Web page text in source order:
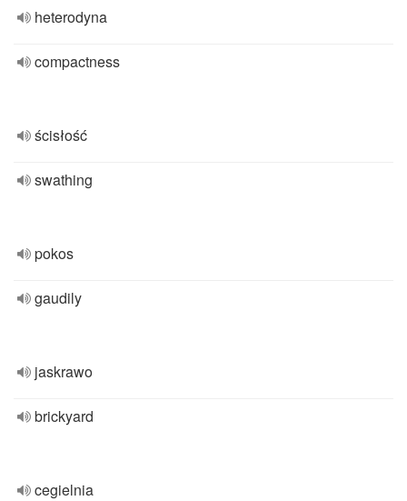
heterodyna
compactness
ścisłość
swathing
pokos
gaudily
jaskrawo
brickyard
cegielnia